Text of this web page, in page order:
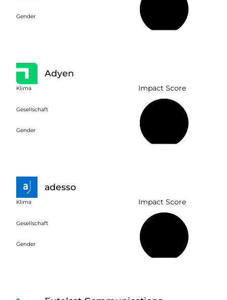
Gender
Adyen
Klima
Gesellschaft
Gender
Impact Score
adesso
Klima
Gesellschaft
Gender
Impact Score